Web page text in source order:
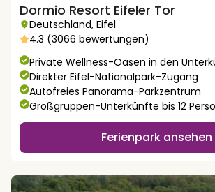
Dormio Resort Eifeler Tor
Deutschland, Eifel
4.3 (3066 bewertungen)
Private Wellness-Oasen in den
Direkter Eifel-Nationalpark-Zugang
Autofreies Panorama-Parkzentrum
Großgruppen-Unterkünfte bis 12
Ferienpark ansehen